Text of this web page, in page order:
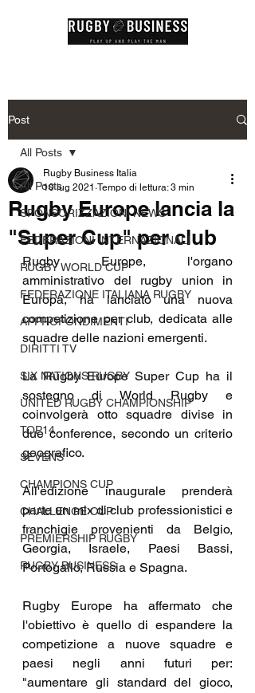
Post
All Posts
SPONSORIZZAZIONI NEWS
FEDERAZIONI INTERNAZIONALI
RUGBY WORLD CUP
FEDERAZIONE ITALIANA RUGBY
APPROFONDIMENTI
DIRITTI TV
SIX NATIONS RUGBY
UNITED RUGBY CHAMPIONSHIP
TOP14
SEVENS
CHAMPIONS CUP
CHALLENGE CUP
PREMIERSHIP RUGBY
RUGBY BUSINESS
All Posts
Rugby Europe lancia la
"Super Cup" per club
Rugby Business Italia
10 lug 2021 Tempo di lettura: 3 min
Rugby Europe, l'organo
amministrativo del rugby union in
Europa, ha lanciato una nuova
competizione per club, dedicata alle
squadre delle nazioni emergenti.
La Rugby Europe Super Cup ha il
sostegno di World Rugby e
coinvolgerà otto squadre divise in
due conference, secondo un criterio
geografico.
All'edizione inaugurale prenderà
parte un mix di club professionistici e
franchigie provenienti da Belgio,
Georgia, Israele, Paesi Bassi,
Portogallo, Russia e Spagna.
Rugby Europe ha affermato che
l'obiettivo è quello di espandere la
competizione a nuove squadre e
paesi negli anni futuri per:
"aumentare gli standard del gioco,